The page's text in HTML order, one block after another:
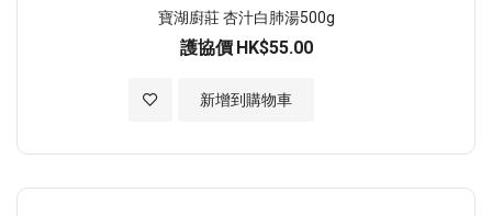
寶湖廚莊 杏汁白肺湯500g
護協價 HK$55.00
新增到購物車
加入至願望清單